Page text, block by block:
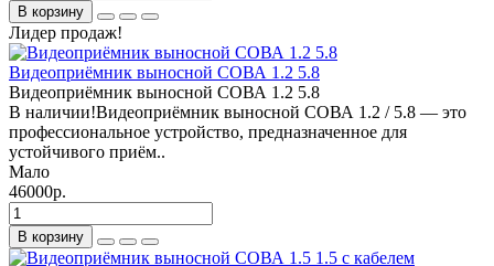
В корзину
Лидер продаж!
Видеоприёмник выносной СОВА 1.2 5.8
Видеоприёмник выносной СОВА 1.2 5.8
В наличии!Видеоприёмник выносной СОВА 1.2 / 5.8 — это
профессиональное устройство, предназначенное для
устойчивого приём..
Мало
46000р.
В корзину